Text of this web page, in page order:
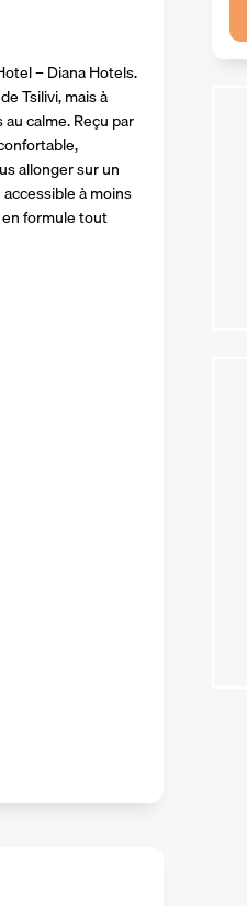
– Diana Hotels.
Tsilivi, mais à
calme. Reçu par
allonger sur un
à moins
formule tout